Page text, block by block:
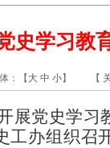
史学习教
：【 大 中 小】 【
展党史学习
工办组织召